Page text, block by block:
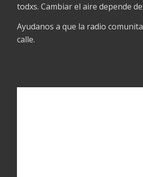
todxs. Cambiar el aire depende
Ayudanos a que la radio
calle.